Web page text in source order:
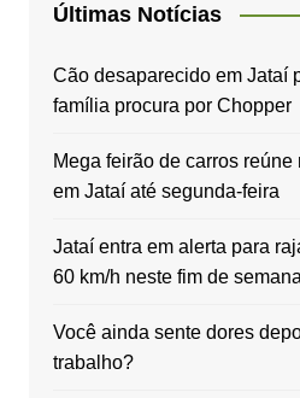
Últimas Notícias
Cão desaparecido em Jataí
família procura por Chopper
Mega feirão de carros
em Jataí até segunda-feira
Jataí entra em alerta para
60 km/h neste fim de semana
Você ainda sente dores
trabalho?